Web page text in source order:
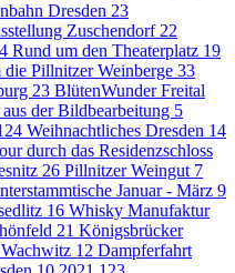
Dresden 23
Zuschendorf 22
Rund um den Theaterplatz 19
die Pillnitzer Weinberge 33
23 BlütenWunder Freital
aus der Bildbearbeitung 5
Weihnachtliches Dresden 14
durch das Residenzschloss
26 Pillnitzer Weingut 7
Januar - März 9
16 Whisky Manufaktur
21 Königsbrücker
12 Dampferfahrt